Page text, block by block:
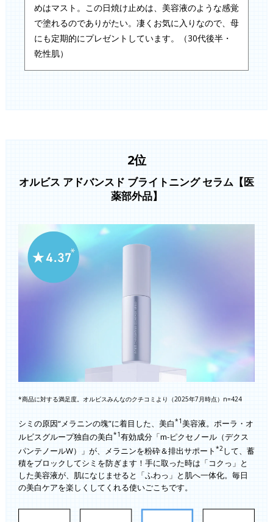
めはマスト。この日焼け止めは、美容液のような感覚
で塗れるのでありがたい。凄くお気に入りなので、母
にも定期的にプレゼントしています。（30代後半・
乾性肌）
2位
オルビス アドバンスド ブライトニング セラム【医
薬部外品】
*商品に対する満足度。オルビスみんなのクチコミより（2025年7月時点）n=424
シミの原因“メラニンの塊”に着目した、美白*1美容液。ポーラ・オ
ルビスグループ独自の美白*1有効成分「m-ピクセノール（デクス
パンテノールW）」が、メラニンを粉砕＆排出サポート *2 して、蓄
積をブロックしてシミを防ぎます！手に取った時は「コクっ」と
した美容液が、肌になじませると「ふわっ」と肌へ一体化。毎日
の美白ケアを楽しくしてくれる使いごこちです。